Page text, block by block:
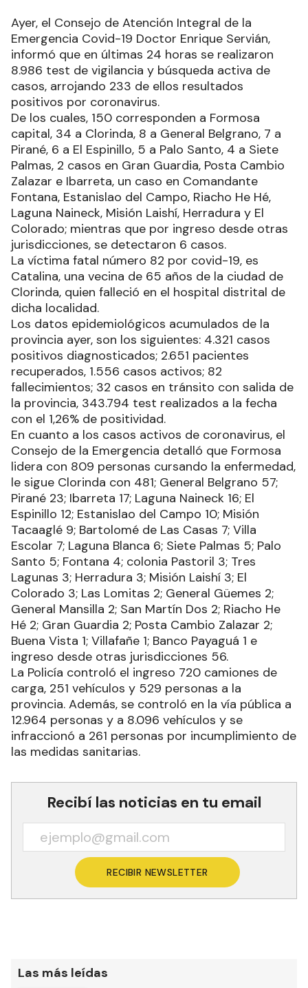
Ayer, el Consejo de Atención Integral de la
Emergencia Covid-19 Doctor Enrique Servián,
informó que en últimas 24 horas se realizaron
8.986 test de vigilancia y búsqueda activa de
casos, arrojando 233 de ellos resultados
positivos por coronavirus.
De los cuales, 150 corresponden a Formosa
capital, 34 a Clorinda, 8 a General Belgrano, 7 a
Pirané, 6 a El Espinillo, 5 a Palo Santo, 4 a Siete
Palmas, 2 casos en Gran Guardia, Posta Cambio
Zalazar e Ibarreta, un caso en Comandante
Fontana, Estanislao del Campo, Riacho He Hé,
Laguna Naineck, Misión Laishí, Herradura y El
Colorado; mientras que por ingreso desde otras
jurisdicciones, se detectaron 6 casos.
La víctima fatal número 82 por covid-19, es
Catalina, una vecina de 65 años de la ciudad de
Clorinda, quien falleció en el hospital distrital de
dicha localidad.
Los datos epidemiológicos acumulados de la
provincia ayer, son los siguientes: 4.321 casos
positivos diagnosticados; 2.651 pacientes
recuperados, 1.556 casos activos; 82
fallecimientos; 32 casos en tránsito con salida de
la provincia, 343.794 test realizados a la fecha
con el 1,26% de positividad.
En cuanto a los casos activos de coronavirus, el
Consejo de la Emergencia detalló que Formosa
lidera con 809 personas cursando la enfermedad,
le sigue Clorinda con 481; General Belgrano 57;
Pirané 23; Ibarreta 17; Laguna Naineck 16; El
Espinillo 12; Estanislao del Campo 10; Misión
Tacaaglé 9; Bartolomé de Las Casas 7; Villa
Escolar 7; Laguna Blanca 6; Siete Palmas 5; Palo
Santo 5; Fontana 4; colonia Pastoril 3; Tres
Lagunas 3; Herradura 3; Misión Laishí 3; El
Colorado 3; Las Lomitas 2; General Güemes 2;
General Mansilla 2; San Martín Dos 2; Riacho He
Hé 2; Gran Guardia 2; Posta Cambio Zalazar 2;
Buena Vista 1; Villafañe 1; Banco Payaguá 1 e
ingreso desde otras jurisdicciones 56.
La Policía controló el ingreso 720 camiones de
carga, 251 vehículos y 529 personas a la
provincia. Además, se controló en la vía pública a
12.964 personas y a 8.096 vehículos y se
infraccionó a 261 personas por incumplimiento de
las medidas sanitarias.
Recibí las noticias en tu email
RECIBIR NEWSLETTER
Las más leídas